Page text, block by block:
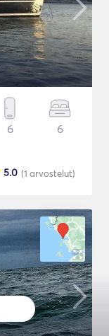
6 6
(1 arvostelut)
5.0